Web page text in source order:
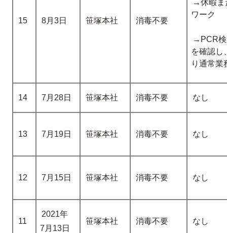
15 8月3日 笹塚本社 消毒不要
→休暇ま
ワーク
→PCR
を確認し
り通常業
14 7月28日 笹塚本社 消毒不要 なし
13 7月19日 笹塚本社 消毒不要 なし
12 7月15日 笹塚本社 消毒不要 なし
11
2021年
7月13日
笹塚本社 消毒不要 なし